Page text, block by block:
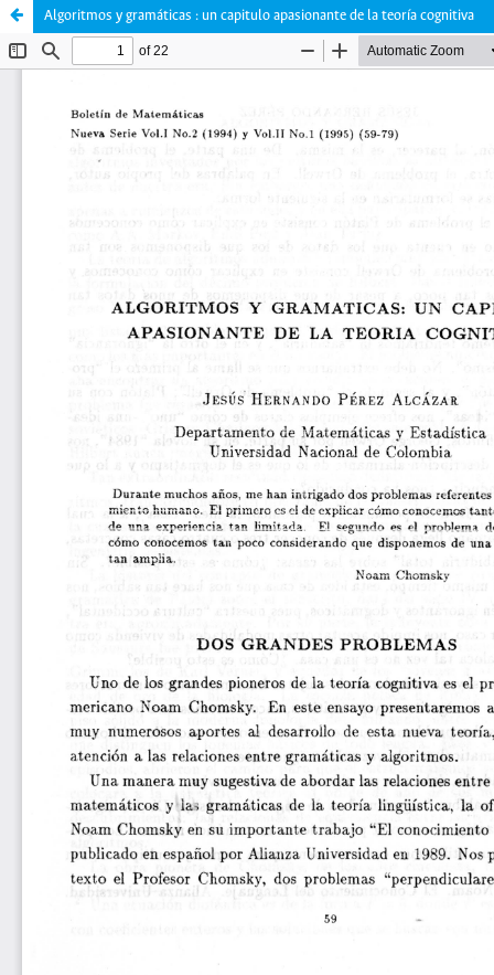
Algoritmos y gramáticas : un capitulo apasionante de la teoría cognitiva